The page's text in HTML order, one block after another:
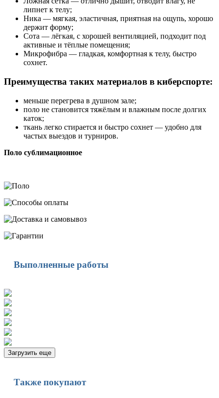
липнет к телу;
Ника — мягкая, эластичная, приятная на ощупь, хорошо
держит форму;
Сота — лёгкая, с хорошей вентиляцией, подходит под
активные и тёплые помещения;
Микрофибра — гладкая, комфортная к телу, быстро
сохнет.
Преимущества таких материалов в киберспорте:
меньше перегрева в душном зале;
поло не становится тяжёлым и влажным после долгих
каток;
ткань легко стирается и быстро сохнет — удобно для
частых выездов и турниров.
Поло сублимационное
Выполненные работы
Загрузить еще
Также покупают